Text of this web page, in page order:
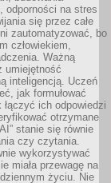
odporności na stres
się przez całe
zautomatyzować, bo
człowiekiem,
Ważną
umiejętność
inteligencją. Uczeń
jak formułować
ich odpowiedzi
otrzymane
stanie się równie
czy czytania.
wykorzystywać
miała przewagę na
życiu. Nie